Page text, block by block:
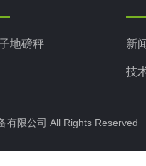
地磅秤 新
技
有限公司 All Rights